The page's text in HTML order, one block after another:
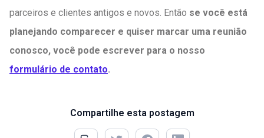
parceiros e clientes antigos e novos. Então se você está
planejando comparecer e quiser marcar uma reunião
conosco, você pode escrever para o nosso
formulário de contato.
Compartilhe esta postagem